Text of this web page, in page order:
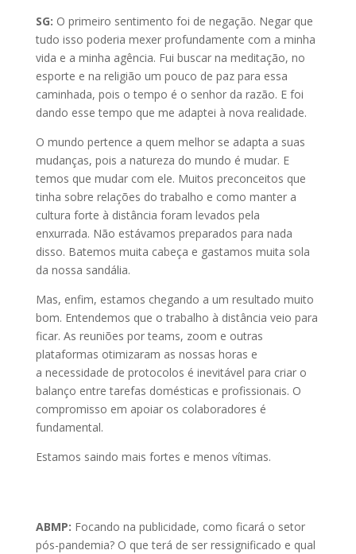
SG: O primeiro sentimento foi de negação. Negar que
tudo isso poderia mexer profundamente com a minha
vida e a minha agência. Fui buscar na meditação, no
esporte e na religião um pouco de paz para essa
caminhada, pois o tempo é o senhor da razão. E foi
dando esse tempo que me adaptei à nova realidade.
O mundo pertence a quem melhor se adapta a suas
mudanças, pois a natureza do mundo é mudar. E
temos que mudar com ele. Muitos preconceitos que
tinha sobre relações do trabalho e como manter a
cultura forte à distância foram levados pela
enxurrada. Não estávamos preparados para nada
disso. Batemos muita cabeça e gastamos muita sola
da nossa sandália.
Mas, enfim, estamos chegando a um resultado muito
bom. Entendemos que o trabalho à distância veio para
ficar. As reuniões por teams, zoom e outras
plataformas otimizaram as nossas horas e
a necessidade de protocolos é inevitável para criar o
balanço entre tarefas domésticas e profissionais. O
compromisso em apoiar os colaboradores é
fundamental.
Estamos saindo mais fortes e menos vítimas.
ABMP: Focando na publicidade, como ficará o setor
pós-pandemia? O que terá de ser ressignificado e qual